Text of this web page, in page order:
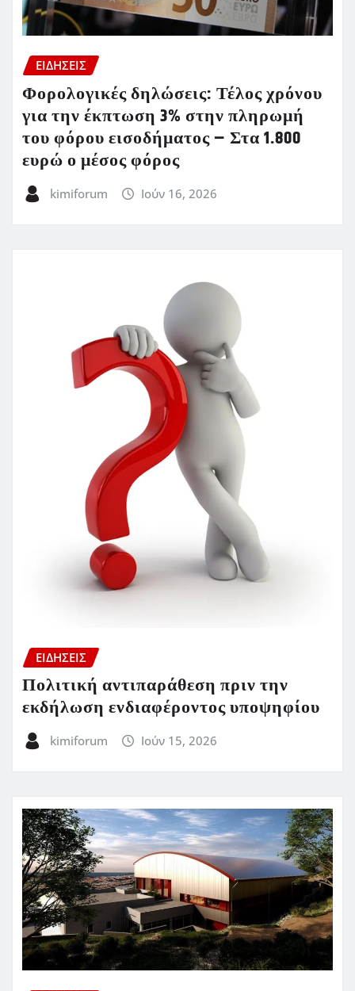
ΕΙΔΗΣΕΙΣ
Φορολογικές δηλώσεις: Τέλος χρόνου
για την έκπτωση 3% στην πληρωμή
του φόρου εισοδήματος – Στα 1.800
ευρώ ο μέσος φόρος
kimiforum Ιούν 16, 2026
ΕΙΔΗΣΕΙΣ
Πολιτική αντιπαράθεση πριν την
εκδήλωση ενδιαφέροντος υποψηφίου
kimiforum Ιούν 15, 2026